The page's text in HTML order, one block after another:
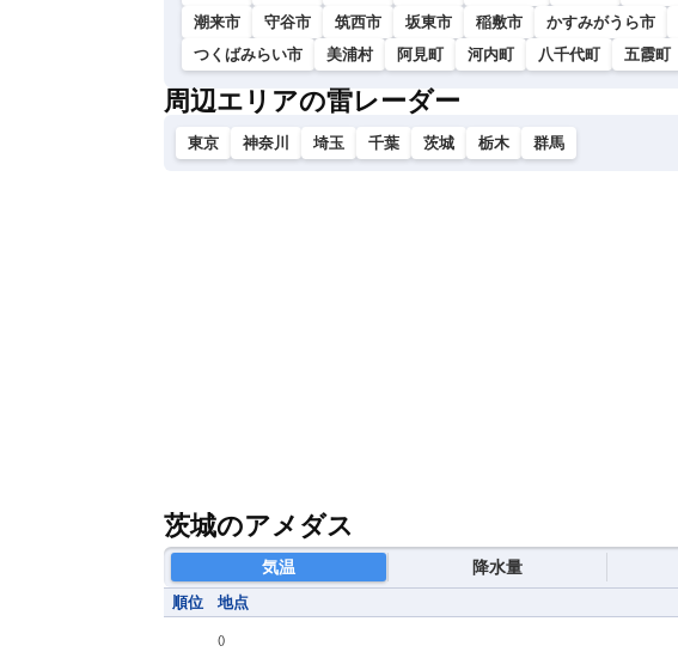
潮来市
守谷市 筑西市 坂東市 稲敷市 かすみがうら市
つくばみらい市
美浦村 阿見町 河内町 八千代町 五霞町
周辺エリアの雷レーダー
東京 神奈川 埼玉 千葉 茨城 栃木 群馬
茨城のアメダス
気温 降水量
順位 地点
()